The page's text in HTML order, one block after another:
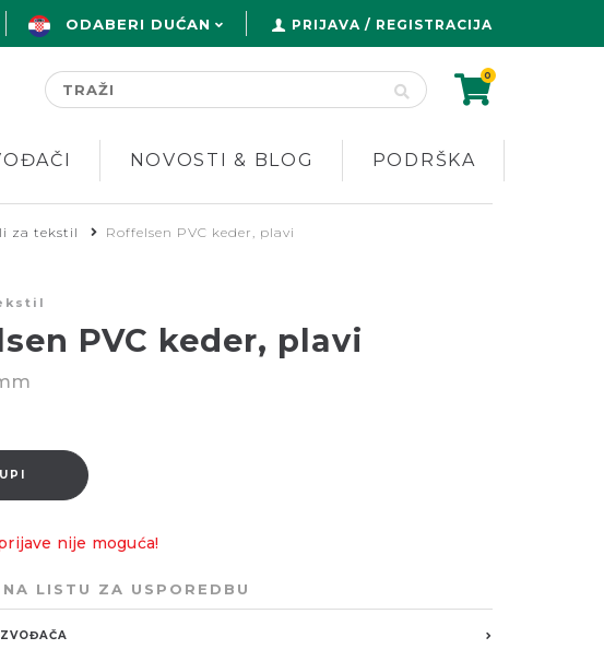
ODABERI DUĆAN
0
PRIJAVA / REGISTRACIJA
NOVOSTI & BLOG PODRŠKA
za tekstil Roffelsen PVC keder, plavi
PVC keder, plavi
nije moguća!
LISTU ZA USPOREDBU